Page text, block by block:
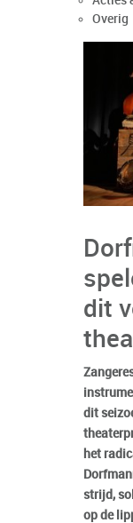
Overig
dit
dit
het
strijd,
op de